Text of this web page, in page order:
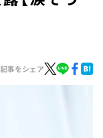
事をシェア